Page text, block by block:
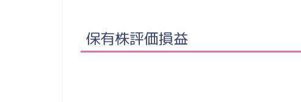
保有株評価損益